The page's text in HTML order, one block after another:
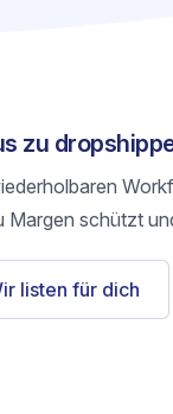
zu
schützt
listen für dich